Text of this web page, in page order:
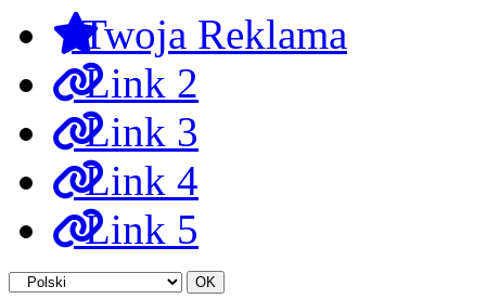
Twoja Reklama
Link 2
Link 3
Link 4
Link 5